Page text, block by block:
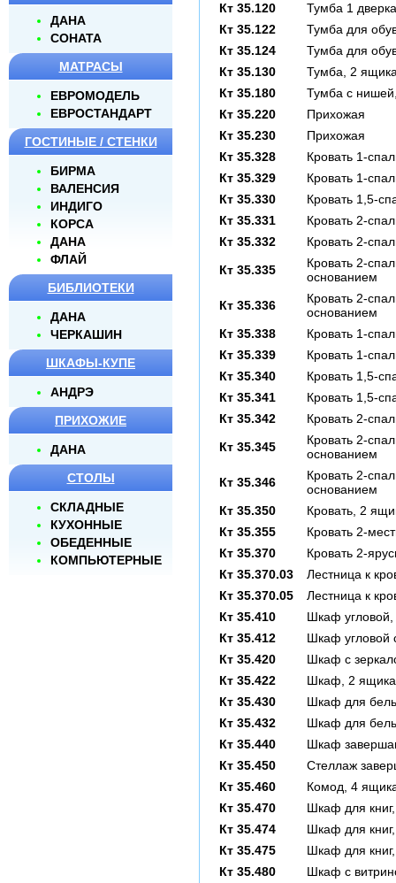
ДАНА
СОНАТА
МАТРАСЫ
ЕВРОМОДЕЛЬ
ЕВРОСТАНДАРТ
ГОСТИНЫЕ / СТЕНКИ
БИРМА
ВАЛЕНСИЯ
ИНДИГО
КОРСА
ДАНА
ФЛАЙ
БИБЛИОТЕКИ
ДАНА
ЧЕРКАШИН
ШКАФЫ-КУПЕ
АНДРЭ
ПРИХОЖИЕ
ДАНА
СТОЛЫ
СКЛАДНЫЕ
КУХОННЫЕ
ОБЕДЕННЫЕ
КОМПЬЮТЕРНЫЕ
Кт 35.120
Тумба 1
Кт 35.122
Тумба для
Кт 35.124
Тумба для
Кт 35.130
Тумба, 2
Кт 35.180
Тумба с
Кт 35.220
Прихожая
Кт 35.230
Прихожая
Кт 35.328
Кровать 1-
Кт 35.329
Кровать 1-
Кт 35.330
Кровать 1,5-
Кт 35.331
Кровать 2-
Кт 35.332
Кровать 2-
Кт 35.335
Кровать 2-
основанием
Кт 35.336
Кровать 2-
основанием
Кт 35.338
Кровать 1-
Кт 35.339
Кровать 1-
Кт 35.340
Кровать 1,5-
Кт 35.341
Кровать 1,5-
Кт 35.342
Кровать 2-
Кт 35.345
Кровать 2-
основанием
Кт 35.346
Кровать 2-
основанием
Кт 35.350
Кровать, 2
Кт 35.355
Кровать 2-
Кт 35.370
Кровать 2-
Кт 35.370.03
Лестница к
Кт 35.370.05
Лестница к
Кт 35.410
Шкаф угловой,
Кт 35.412
Шкаф угловой
Кт 35.420
Шкаф с
Кт 35.422
Шкаф, 2
Кт 35.430
Шкаф для
Кт 35.432
Шкаф для
Кт 35.440
Шкаф
Кт 35.450
Стеллаж
Кт 35.460
Комод, 4
Кт 35.470
Шкаф для
Кт 35.474
Шкаф для
Кт 35.475
Шкаф для
Кт 35.480
Шкаф с